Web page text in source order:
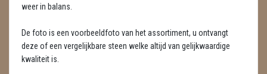
READING EN PERSOONLIJK ADVIES
weer in balans.
De foto is een voorbeeldfoto van het assortiment, u ontvangt
deze of een vergelijkbare steen welke altijd van gelijkwaardige
kwaliteit is.